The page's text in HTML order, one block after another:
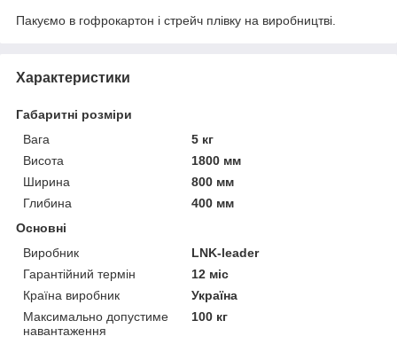
Пакуємо в гофрокартон і стрейч плівку на виробництві.
Характеристики
Габаритні розміри
Вага
5 кг
Висота
1800 мм
Ширина
800 мм
Глибина
400 мм
Основні
Виробник
LNK-leader
Гарантійний термін
12 міс
Країна виробник
Україна
Максимально допустиме
навантаження
100 кг